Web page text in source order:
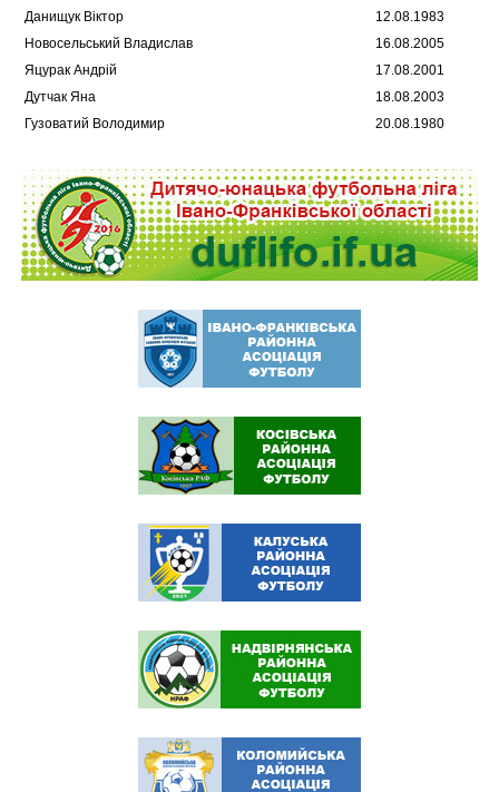
Данищук Віктор
12.08.1983
Новосельський Владислав
16.08.2005
Яцурак Андрій
17.08.2001
Дутчак Яна
18.08.2003
Гузоватий Володимир
20.08.1980